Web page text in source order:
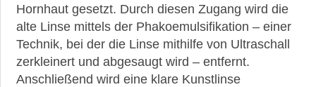
Hornhaut gesetzt. Durch diesen Zugang wird die
alte Linse mittels der Phakoemulsifikation – einer
Technik, bei der die Linse mithilfe von Ultraschall
zerkleinert und abgesaugt wird – entfernt.
Anschließend wird eine klare Kunstlinse